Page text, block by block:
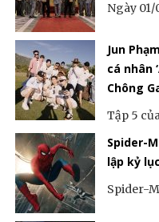
Ngày
Jun
cá nhân
Chông
Tập 5
Spider-
lập kỷ
Spider-